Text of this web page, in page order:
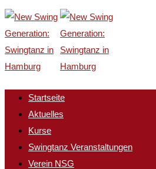
Startseite
Aktuelles
Kurse
Swingtanz Veranstaltungen
Verein NSG